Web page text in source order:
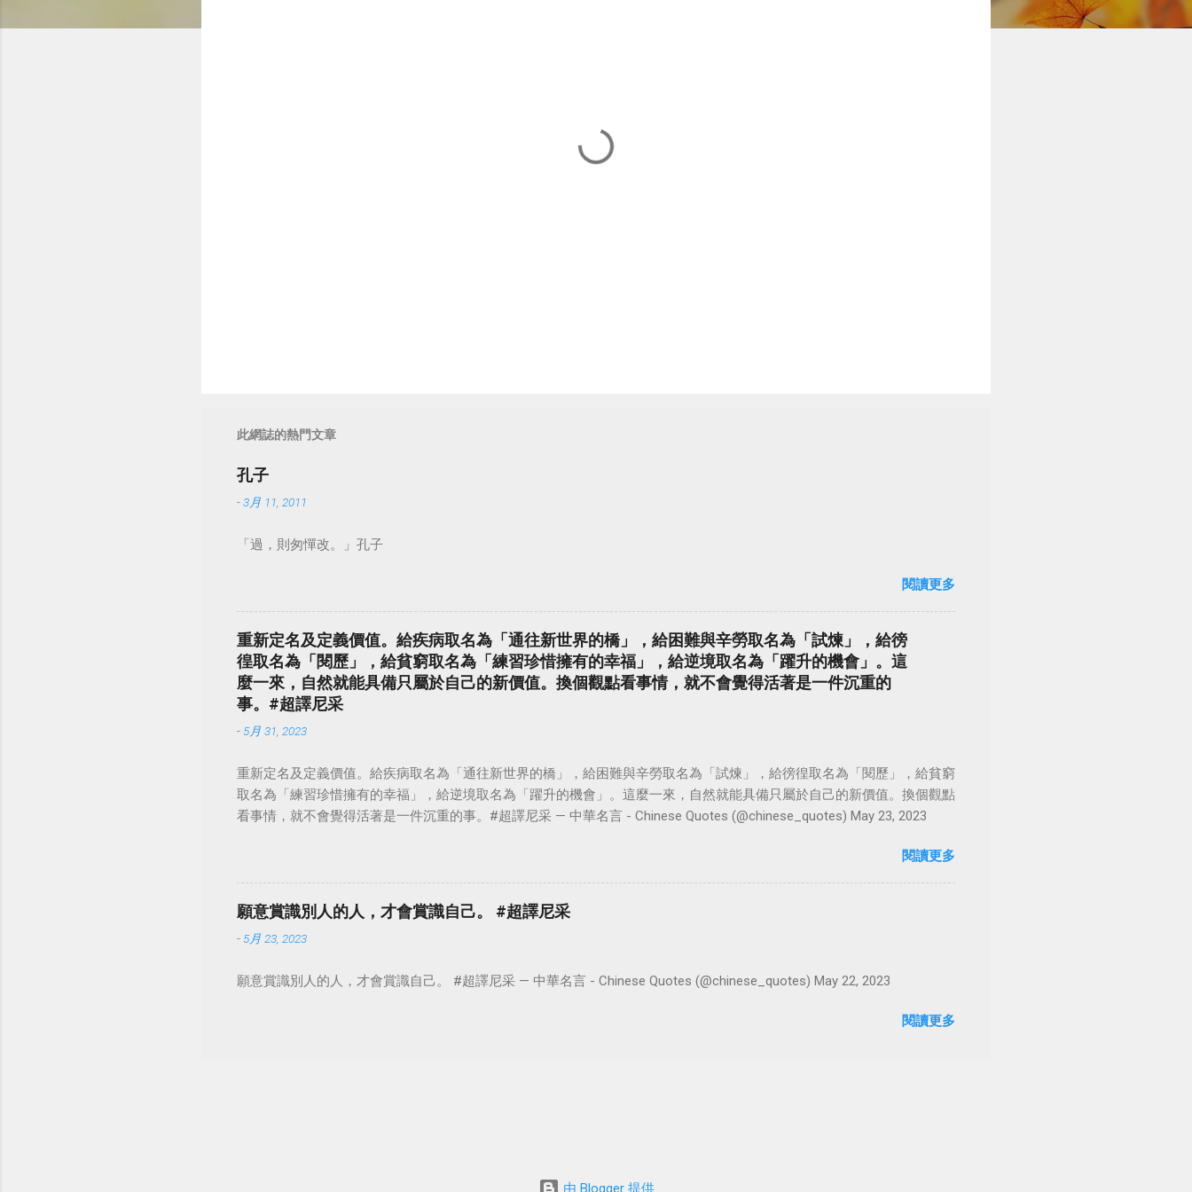
此網誌的熱門文章
孔子
-3月 11, 2011
「過，則匆憚改。」孔子
閱讀更多
重新定名及定義價值。給疾病取名為「通往新世界的橋」，給困難與辛勞取名為「試煉」，給徬
徨取名為「閱歷」，給貧窮取名為「練習珍惜擁有的幸福」，給逆境取名為「躍升的機會」。這
麼一來，自然就能具備只屬於自己的新價值。換個觀點看事情，就不會覺得活著是一件沉重的
事。#超譯尼采
- 5月 31, 2023
重新定名及定義價值。給疾病取名為「通往新世界的橋」，給困難與辛勞取名為「試煉」，給徬徨取名為「閱歷」，給貧窮
取名為「練習珍惜擁有的幸福」，給逆境取名為「躍升的機會」。這麼一來，自然就能具備只屬於自己的新價值。換個觀點
看事情，就不會覺得活著是一件沉重的事。#超譯尼采 — 中華名言 - Chinese Quotes (@chinese_quotes) May 23, 2023
閱讀更多
願意賞識別人的人，才會賞識自己。 #超譯尼采
- 5月 23, 2023
願意賞識別人的人，才會賞識自己。 #超譯尼采 — 中華名言 - Chinese Quotes (@chinese_quotes) May 22, 2023
閱讀更多
由 Blogger 提供